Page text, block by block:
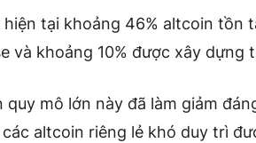
tại khoảng 46% altcoin tồn
và khoảng 10% được xây dựng
quy mô lớn này đã làm giảm
altcoin riêng lẻ khó duy trì